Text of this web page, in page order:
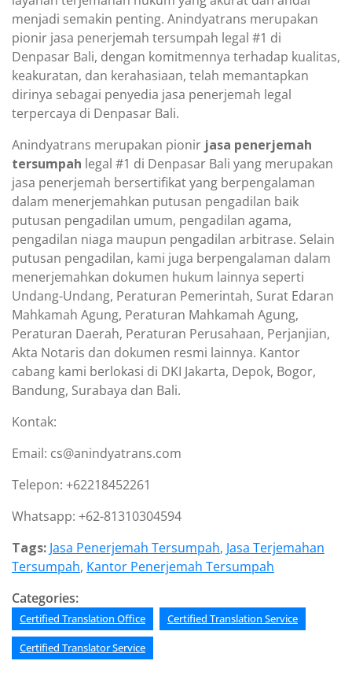
menjadi semakin penting. Anindyatrans merupakan
pionir jasa penerjemah tersumpah legal #1 di
Denpasar Bali, dengan komitmennya terhadap kualitas,
keakuratan, dan kerahasiaan, telah memantapkan
dirinya sebagai penyedia jasa penerjemah legal
terpercaya di Denpasar Bali.
Anindyatrans merupakan pionir jasa penerjemah
tersumpah legal #1 di Denpasar Bali yang merupakan
jasa penerjemah bersertifikat yang berpengalaman
dalam menerjemahkan putusan pengadilan baik
putusan pengadilan umum, pengadilan agama,
pengadilan niaga maupun pengadilan arbitrase. Selain
putusan pengadilan, kami juga berpengalaman dalam
menerjemahkan dokumen hukum lainnya seperti
Undang-Undang, Peraturan Pemerintah, Surat Edaran
Mahkamah Agung, Peraturan Mahkamah Agung,
Peraturan Daerah, Peraturan Perusahaan, Perjanjian,
Akta Notaris dan dokumen resmi lainnya. Kantor
cabang kami berlokasi di DKI Jakarta, Depok, Bogor,
Bandung, Surabaya dan Bali.
Kontak:
Email: cs@anindyatrans.com
Telepon: +62218452261
Whatsapp: +62-81310304594
Tags: Jasa Penerjemah Tersumpah, Jasa Terjemahan
Tersumpah, Kantor Penerjemah Tersumpah
Categories:
Certified Translation Office Certified Translation Service
Certified Translator Service